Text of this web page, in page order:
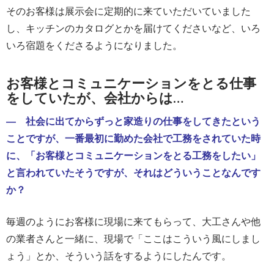
そのお客様は展示会に定期的に来ていただいていました
し、キッチンのカタログとかを届けてくださいなど、いろ
いろ宿題をくださるようになりました。
お客様とコミュニケーションをとる仕事
をしていたが、会社からは…
― 社会に出てからずっと家造りの仕事をしてきたという
ことですが、一番最初に勤めた会社で工務をされていた時
に、「お客様とコミュニケーションをとる工務をしたい」
と言われていたそうですが、それはどういうことなんです
か？
毎週のようにお客様に現場に来てもらって、大工さんや他
の業者さんと一緒に、現場で「ここはこういう風にしまし
ょう」とか、そういう話をするようにしたんです。